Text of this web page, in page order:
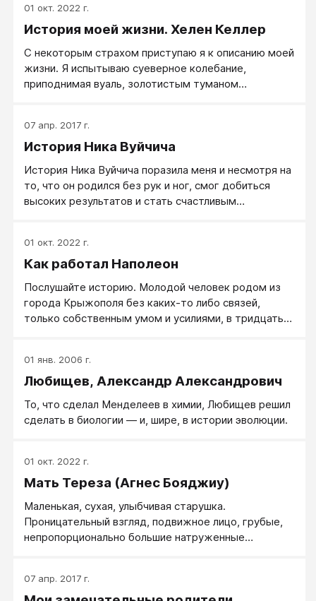
01 окт. 2022 г.
История моей жизни. Хелен Келлер
С некоторым страхом приступаю я к описанию моей
жизни. Я испытываю суеверное колебание,
приподнимая вуаль, золотистым туманом
по полочкам самые ранние свои воспоминания, то
обнаруживаю, что реальность и фантазия
соединяя прошлое с настоящим. Ныне живущая
женщина рисует в своем воображении события и
переживания ребенка. Немногие впечатления ярко
остальные... «На остальном лежит тюремный
утратили свою остроту, многие события, жизненно
важные для моего раннего развития, позабылись в
пылу возбуждения от новых чудесных открытий.
Поэтому, боясь вас утомить, я попытаюсь
интересными.
07 апр. 2017 г.
История Ника Вуйчича
История Ника Вуйчича поразила меня и несмотря на
то, что он родился без рук и ног, смог добиться
высоких результатов и стать счастливым
01 окт. 2022 г.
Как работал Наполеон
Послушайте историю. Молодой человек родом из
города Крыжополя без каких-то либо связей,
только собственным умом и усилиями, в тридцать
лежащая в разрухе Россия становится одной из
сильнейших европейских держав… Фантастика? Не
стране, которая от России ничем прин­ци­пиально не
отличается. И один молодой человек, такой же, как
01 янв. 2006 г.
Любищев, Александр Александрович
То, что сделал Менделеев в химии, Любищев решил
сделать в биологии — и, шире, в истории эволюции.
01 окт. 2022 г.
Мать Тереза (Агнес Бояджиу)
Маленькая, сухая, улыбчивая старушка.
Проницательный взгляд, подвижное лицо, грубые,
непропорционально большие натруженные
лучезарно и умно смотрела в лицо мира, смотрела
07 апр. 2017 г.